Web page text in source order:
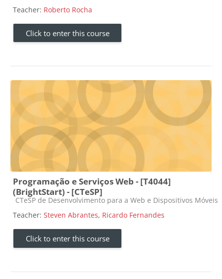
Teacher: Roberto Rocha
Click to enter this course
Programação e Serviços Web - [T4044]
(BrightStart) - [CTeSP]
Course category
CTeSP de Desenvolvimento para a Web e Dispositivos Móveis
Teacher: Steven Abrantes, Ricardo Fernandes
Click to enter this course